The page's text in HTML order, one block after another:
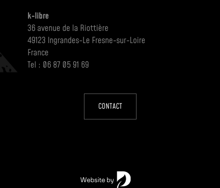
k-libre
36 avenue de la Riottière
49123 Ingrandes-Le Fresne-sur-Loire
France
Tel : 06 87 05 91 69
CONTACT